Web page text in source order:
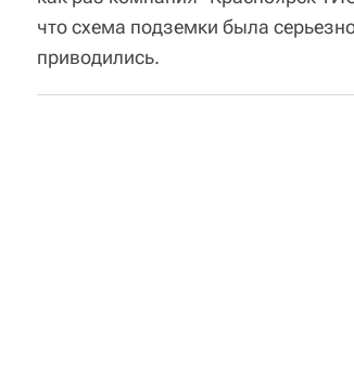
что схема подземки была
приводились.